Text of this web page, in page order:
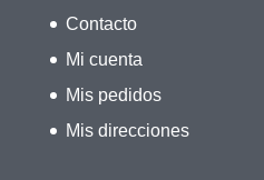
Contacto
Mi cuenta
Mis pedidos
Mis direcciones